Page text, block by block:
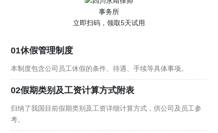
立即扫码，领取5天试用
01休假管理制度
本制度包含公司员工休假的条件、待遇、手续等具体事项。
02假期类别及工资计算方式附表
归纳了我国目前假期类别及工资详细计算方式，供公司及员工参
考。